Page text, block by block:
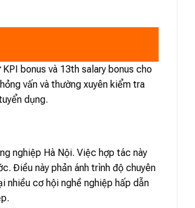
bonus và 13th salary bonus cho
vấn và thường xuyên kiểm tra
dụng.
nghiệp Hà Nội. Việc hợp tác này
Điều này phản ánh trình độ chuyên
nhiều cơ hội nghề nghiệp hấp dẫn